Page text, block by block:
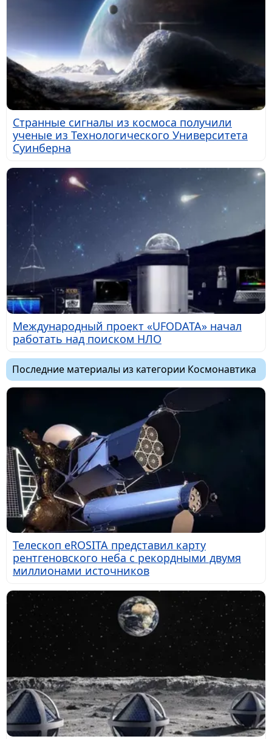
Странные сигналы из космоса получили
ученые из Технологического Университета
Суинберна
Международный проект «UFODATA» начал
работать над поиском НЛО
Последние материалы из категории Космонавтика
Телескоп eROSITA представил карту
рентгеновского неба с рекордными двумя
миллионами источников